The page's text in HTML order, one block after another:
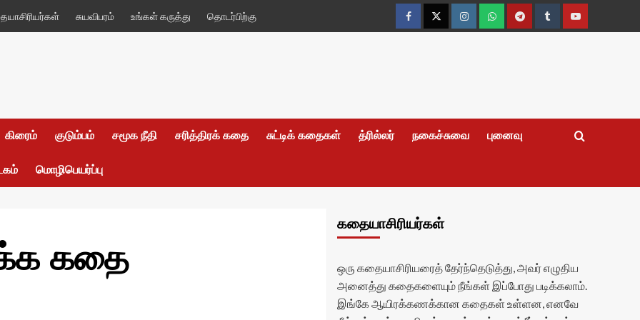
சுயவிபரம் உங்கள் கருத்து தொடர்பிற்கு
FacebookTwitterInstagramWhatsappTelegramTumblrYouTube
கிரைம் குடும்பம் சமூக நீதி சரித்திரக் கதை சுட்டிக் கதைகள் த்ரில்லர் நகைச்சுவை புனைவு
மொழிபெயர்ப்பு
கதை
கதையாசிரியர்கள்
ஒரு கதையாசிரியரைத் தேர்ந்தெடுத்து, அவர் எழுதிய
அனைத்து கதைகளையும் நீங்கள் இப்போது படிக்கலாம்.
இங்கே ஆயிரக்கணக்கான கதைகள் உள்ளன, எனவே